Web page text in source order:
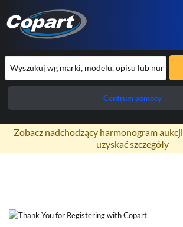
Centrum pomocy
Zobacz nadchodzący harmonogram aukcji
uzyskać szczegóły